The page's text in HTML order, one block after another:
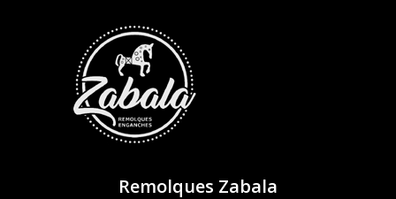
Remolques Zabala